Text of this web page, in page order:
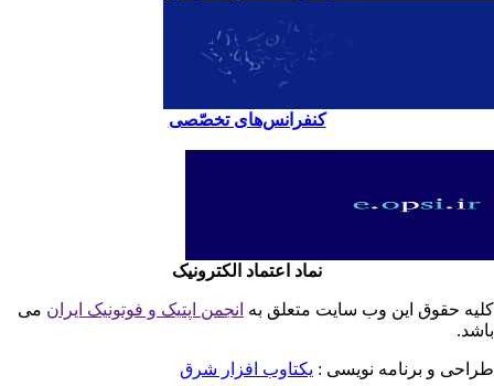
کنفرانس‌های تخصّصی
نماد اعتماد الکترونیک
حقوق این وب سایت متعلق بهانجمن اپتیک و فوتونیک ایران می
و برنامه نویسی : یکتاوب افزار شرق